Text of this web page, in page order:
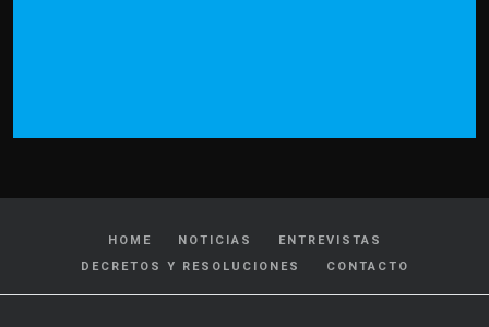
HOME NOTICIAS
ENTREVISTAS
DECRETOS Y RESOLUCIONES
CONTACTO